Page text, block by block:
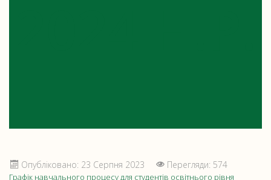
Опубліковано: 23 Серпня 2023 Перегляди: 574
Графік навчального процесу для студентів освітнього рівня